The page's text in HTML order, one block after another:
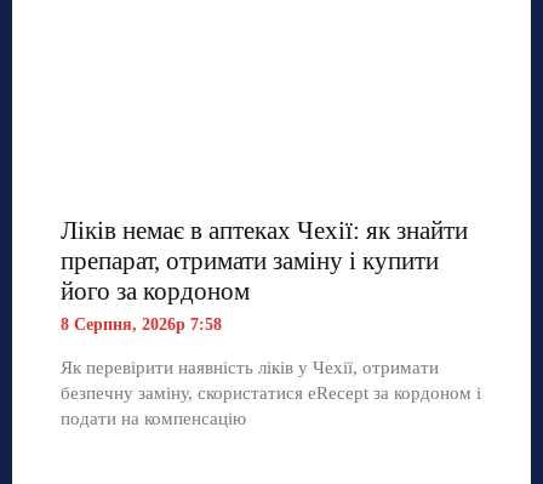
Ліків немає в аптеках Чехії: як знайти
препарат, отримати заміну і купити
його за кордоном
8 Серпня, 2026р 7:58
Як перевірити наявність ліків у Чехії, отримати
безпечну заміну, скористатися eRecept за кордоном і
подати на компенсацію